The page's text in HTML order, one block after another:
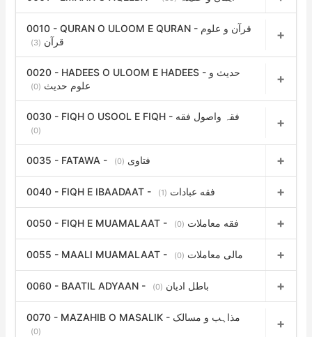
:
0010 - QURAN O ULOOM E QURAN - قرآن و علوم
قرآن (3)
0020 - HADEES O ULOOM E HADEES - حدیث و
علوم حدیث (0)
0030 - FIQH O USOOL E FIQH - فقہ واصول فقه
(0)
0035 - FATAWA - فتاوی (0)
0040 - FIQH E IBAADAAT - فقه عبادات (1)
0050 - FIQH E MUAMALAAT - فقه معاملات (0)
0055 - MAALI MUAMALAAT - مالی معاملات (0)
0060 - BAATIL ADYAAN - باطل ادیان (0)
0070 - MAZAHIB O MASALIK - مذاہب و مسالک
(0)